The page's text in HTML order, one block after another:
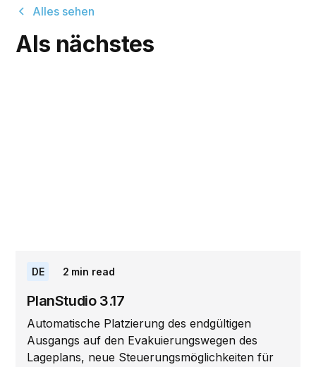
Alles sehen
Als nächstes
DE 2 min read
PlanStudio 3.17
Automatische Platzierung des endgültigen
Ausgangs auf den Evakuierungswegen des
Lageplans, neue Steuerungsmöglichkeiten für